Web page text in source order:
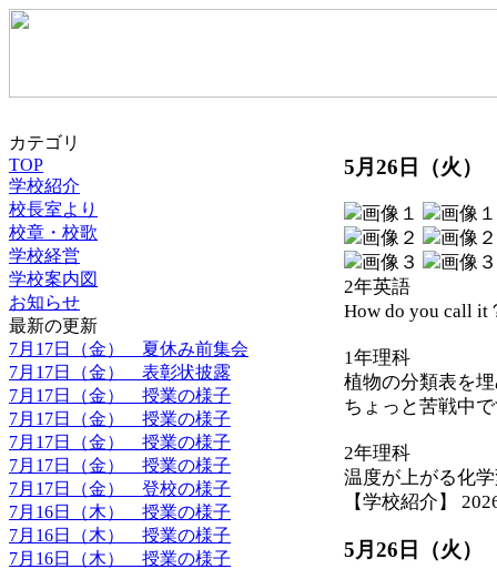
カテゴリ
TOP
学校紹介
校長室より
校章・校歌
学校経営
学校案内図
お知らせ
最新の更新
7月17日（金） 夏休み前集会
7月17日（金） 表彰状披露
7月17日（金） 授業の様子
7月17日（金） 授業の様子
7月17日（金） 授業の様子
7月17日（金） 授業の様子
7月17日（金） 登校の様子
7月16日（木） 授業の様子
7月16日（木） 授業の様子
7月16日（木） 授業の様子
5月26日（火
2年英語
How do you call it
1年理科
植物の分類表を
ちょっと苦戦中
2年理科
温度が上がる化
【学校紹介】
5月26日（火